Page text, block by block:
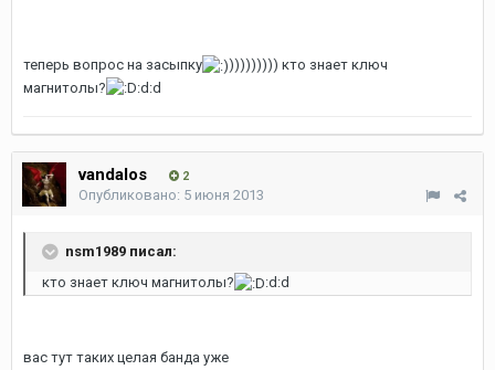
теперь вопрос на засыпку
))))))))) кто знает ключ
магнитолы?
:d:d
vandalos 2
Опубликовано: 5 июня 2013
nsm1989 писал:
кто знает ключ магнитолы?
:d:d
вас тут таких целая банда уже